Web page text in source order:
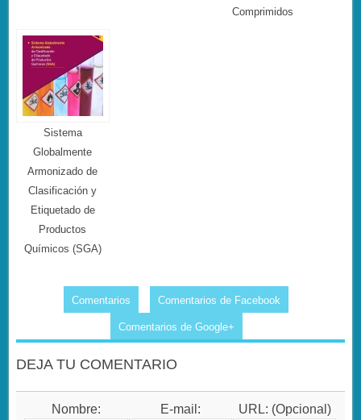
Comprimidos
Sistema
Globalmente
Armonizado de
Clasificación y
Etiquetado de
Productos
Químicos (SGA)
Comentarios Comentarios de Facebook
Comentarios de Google+
DEJA TU COMENTARIO
Nombre: E-mail: URL: (Opcional)